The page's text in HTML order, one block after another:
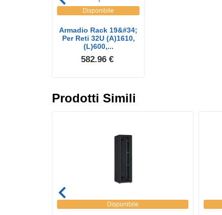
Disponibile
Armadio Rack 19&#34;
Per Reti 32U (A)1610,
(L)600,...
582.96 €
Prodotti Simili
Disponibile